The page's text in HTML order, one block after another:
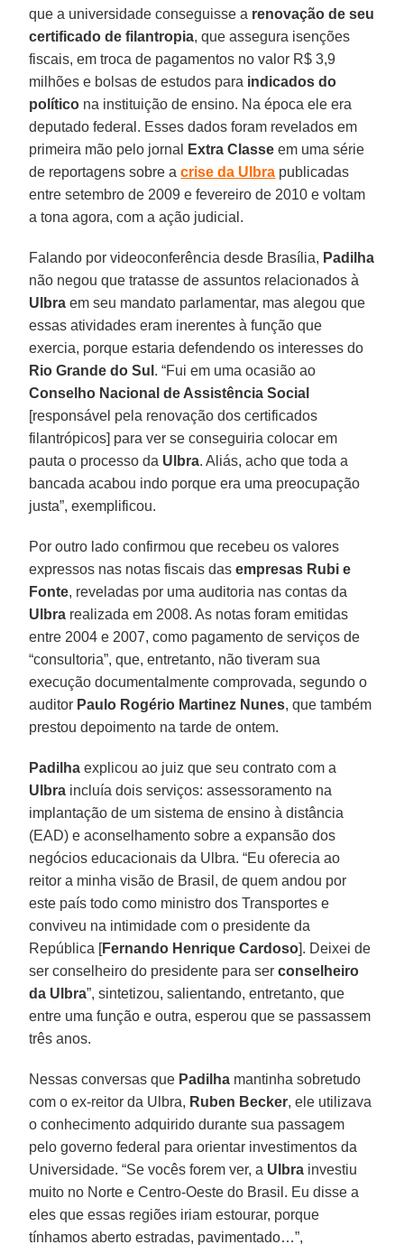
que a universidade conseguisse a renovação de seu
certificado de filantropia, que assegura isenções
fiscais, em troca de pagamentos no valor R$ 3,9
milhões e bolsas de estudos para indicados do
político na instituição de ensino. Na época ele era
deputado federal. Esses dados foram revelados em
primeira mão pelo jornal
Extra Classe em uma série
de reportagens sobre acrise da Ulbra publicadas
entre setembro de 2009 e fevereiro de 2010 e voltam
a tona agora, com a ação judicial.
Falando por videoconferência desde Brasília, Padilha
não negou que tratasse de assuntos relacionados à
Ulbra em seu mandato parlamentar, mas alegou que
essas atividades eram inerentes à função que
exercia, porque estaria defendendo os interesses do
Rio Grande do Sul . “Fui em uma ocasião ao
Conselho Nacional de Assistência Social
[responsável pela renovação dos certificados
filantrópicos] para ver se conseguiria colocar em
pauta o processo da Ulbra. Aliás, acho que toda a
bancada acabou indo porque era uma preocupação
justa”, exemplificou.
Por outro lado confirmou que recebeu os valores
expressos nas notas fiscais das empresas Rubi e
Fonte, reveladas por uma auditoria nas contas da
Ulbra realizada em 2008. As notas foram emitidas
entre 2004 e 2007, como pagamento de serviços de
“consultoria”, que, entretanto, não tiveram sua
execução documentalmente comprovada, segundo o
auditor Paulo Rogério Martinez Nunes, que também
prestou depoimento na tarde de ontem.
Padilha explicou ao juiz que seu contrato com a
Ulbra incluía dois serviços: assessoramento na
implantação de um sistema de ensino à distância
(EAD) e aconselhamento sobre a expansão dos
negócios educacionais da Ulbra. “Eu oferecia ao
reitor a minha visão de Brasil, de quem andou por
este país todo como ministro dos Transportes e
conviveu na intimidade com o presidente da
República [Fernando Henrique Cardoso]. Deixei de
ser conselheiro do presidente para serconselheiro
da Ulbra”, sintetizou, salientando, entretanto, que
entre uma função e outra, esperou que se passassem
três anos.
Nessas conversas que Padilha mantinha sobretudo
com o ex-reitor da Ulbra, Ruben Becker, ele utilizava
o conhecimento adquirido durante sua passagem
pelo governo federal para orientar investimentos da
Universidade. “Se vocês forem ver, a Ulbra investiu
muito no Norte e Centro-Oeste do Brasil. Eu disse a
eles que essas regiões iriam estourar, porque
tínhamos aberto estradas, pavimentado…”,